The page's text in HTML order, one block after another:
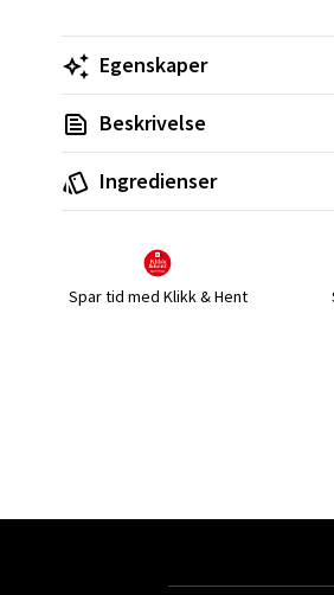
Egenskaper
Beskrivelse
Ingredienser
Spar tid med Klikk & Hent